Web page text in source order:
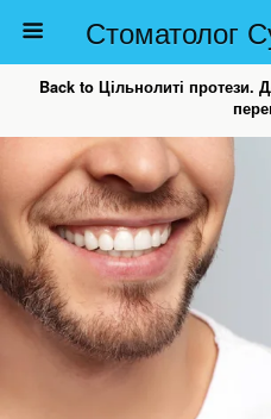
Back to Цільнолиті протези.